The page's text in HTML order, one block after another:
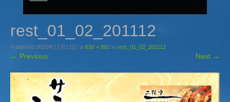
rest_01_02_201112
Published 2020年11月12日 at 630 × 891 in rest_01_02_201112
← Previous Next →